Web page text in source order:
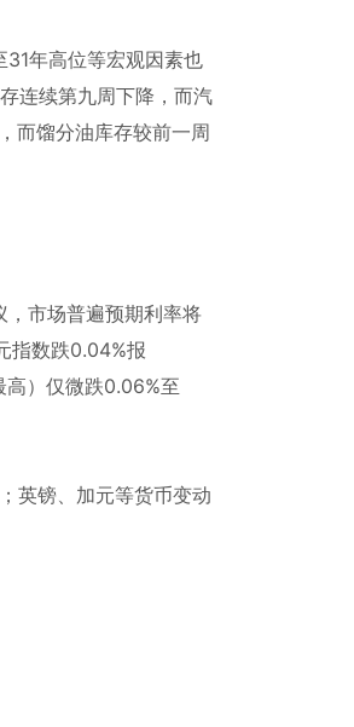
年高位等宏观因素也
连续第九周下降，而汽
而馏分油库存较前一周
，市场普遍预期利率将
指数跌0.04%报
高）仅微跌0.06%至
英镑、加元等货币变动